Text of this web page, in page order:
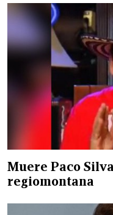
Muere Paco
regiomontana